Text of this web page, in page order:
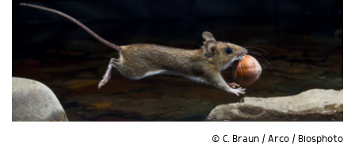
© C. Braun / Arco / Biosphoto